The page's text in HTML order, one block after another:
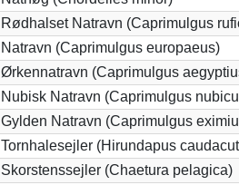
Rødhalset Natravn (Caprimulgus
Natravn (Caprimulgus europaeus)
Ørkennatravn (Caprimulgus
Nubisk Natravn (Caprimulgus
Gylden Natravn (Caprimulgus
Tornhalesejler (Hirundapus
Skorstenssejler (Chaetura pelagica)